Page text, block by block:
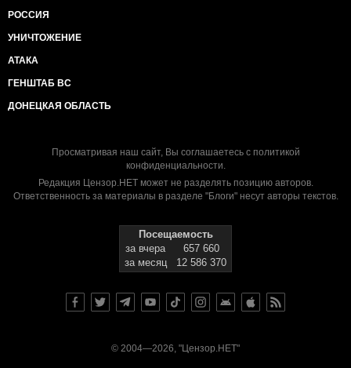
РОССИЯ
УНИЧТОЖЕНИЕ
АТАКА
ГЕНШТАБ ВС
ДОНЕЦКАЯ ОБЛАСТЬ
Просматривая наш сайт, Вы соглашаетесь с политикой
конфиденциальности.
Редакция Цензор.НЕТ может не разделять позицию авторов.
Ответственность за материалы в разделе "Блоги" несут авторы текстов.
Посещаемость
за вчера
657 660
за месяц
12 586 370
© 2004—2026, "Цензор.НЕТ"